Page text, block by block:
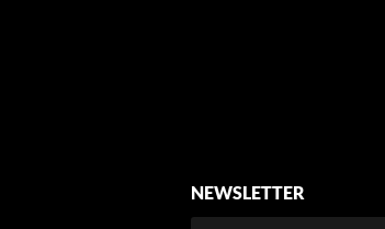
NEWSLETTER